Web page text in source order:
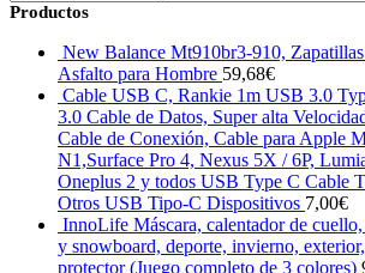
Productos
New Balance Mt910br3-910,
Asfalto para Hombre 59,68€
Cable USB C, Rankie 1m USB 3.0
3.0 Cable de Datos, Super alta
Cable de Conexión, Cable para Apple
N1,Surface Pro 4, Nexus 5X / 6P,
Oneplus 2 y todos USB Type C Cable
Otros USB Tipo-C Dispositivos 7,00€
InnoLife Máscara, calentador de
y snowboard, deporte, invierno,
protector (Juego completo de 3 colores)